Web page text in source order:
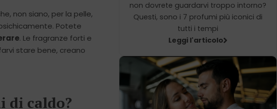
non siano, per la pelle,
Potete
. Le fragranze forti e
stare bene, creano
di caldo?
non dovrete guardarvi troppo intorno?
Questi, sono i 7 profumi più iconici di
tutti i tempi
Leggi l'articolo